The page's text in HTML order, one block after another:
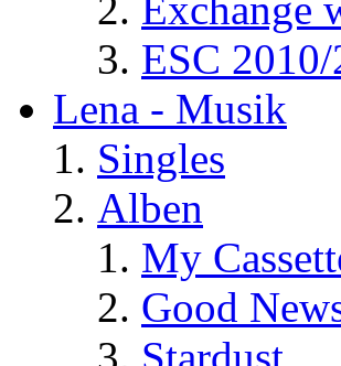
ESC 2010/
Lena - Musik
Singles
Alben
My
Good
Stardust